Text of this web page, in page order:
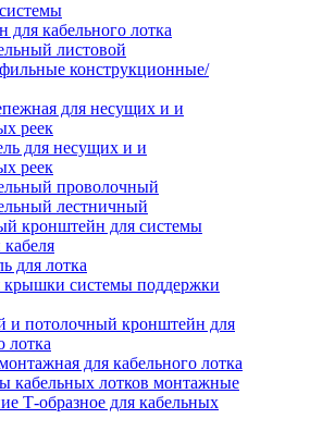
для кабельного лотка
листовой
конструкционные/
для несущих и и
реек
для несущих и и
реек
проволочный
лестничный
кронштейн для системы
для лотка
крышки системы поддержки
и потолочный кронштейн для
лотка
для кабельного лотка
кабельных лотков монтажные
Т-образное для кабельных